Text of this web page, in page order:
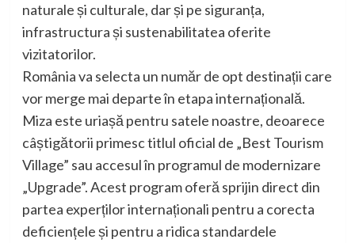
naturale și culturale, dar și pe siguranța,
infrastructura și sustenabilitatea oferite
vizitatorilor.
România va selecta un număr de opt destinații care
vor merge mai departe în etapa internațională.
Miza este uriașă pentru satele noastre, deoarece
câștigătorii primesc titlul oficial de „Best Tourism
Village” sau accesul în programul de modernizare
„Upgrade”. Acest program oferă sprijin direct din
partea experților internaționali pentru a corecta
deficiențele și pentru a ridica standardele